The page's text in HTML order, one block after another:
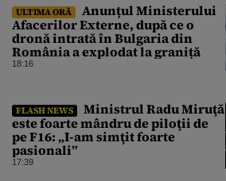
ULTIMA ORĂ
Anunțul Ministerului
Afacerilor Externe, după ce o
dronă intrată în Bulgaria din
România a explodat la graniță
18:16
FLASH NEWS
Ministrul Radu Miruţă
este foarte mândru de piloţii de
pe F16: „I-am simţit foarte
pasionali”
17:39